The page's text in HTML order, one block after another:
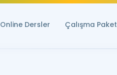
Online Dersler Çalışma